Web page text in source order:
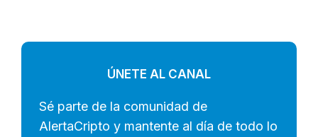
ÚNETE AL CANAL
Sé parte de la comunidad de
AlertaCripto y mantente al día de todo lo